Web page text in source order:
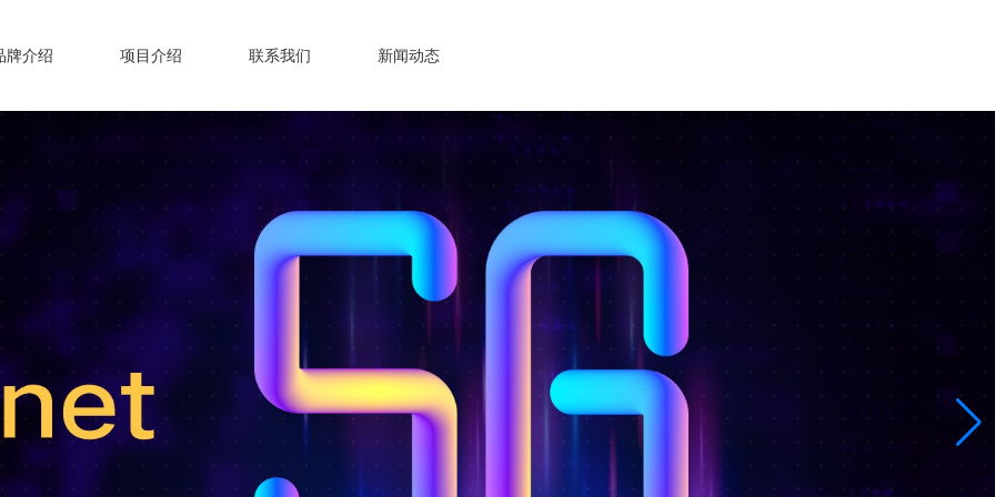
牌介绍 项目介绍 联系我们 新闻动态